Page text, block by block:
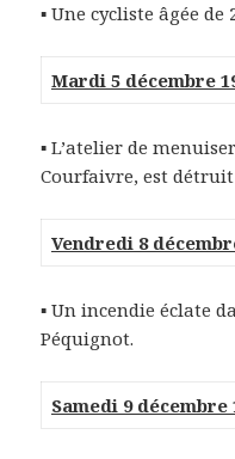
▪ Une cycliste âgée
Mardi 5 décembre
▪ L’atelier de
Courfaivre, est
Vendredi 8
▪ Un incendie éclate
Péquignot.
Samedi 9 décembre